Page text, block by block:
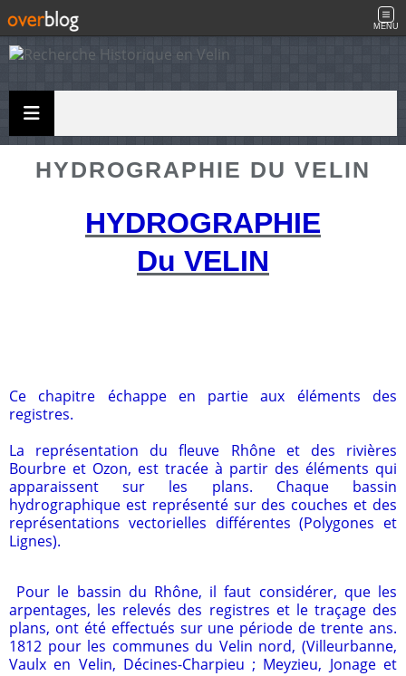
MENU
HYDROGRAPHIE DU VELIN
HYDROGRAPHIE
Du VELIN
Ce chapitre échappe en partie aux éléments des
registres.
La représentation du fleuve Rhône et des rivières
Bourbre et Ozon, est tracée à partir des éléments qui
apparaissent sur les plans. Chaque bassin
hydrographique est représenté sur des couches et des
représentations vectorielles différentes (Polygones et
Lignes).
Pour le bassin du Rhône, il faut considérer, que les
arpentages, les relevés des registres et le traçage des
plans, ont été effectués sur une période de trente ans.
1812 pour les communes du Velin nord, (Villeurbanne,
Vaulx en Velin, Décines-Charpieu ; Meyzieu, Jonage et